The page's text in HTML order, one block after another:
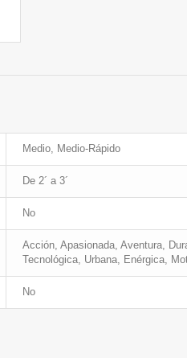
Medio, Medio-Rápido
De 2´ a 3´
No
Acción, Apasionada, Aventura,
Tecnológica, Urbana, Enérgica,
No